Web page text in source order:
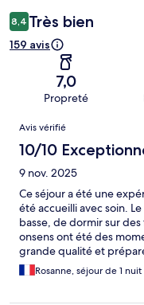
8,4 Très bien
159 avis
7,0
Propreté
Avis
Avis vérifié
10/10
9 nov. 2025
Ce séjour a été une
été accueilli avec soin.
basse, de dormir sur
onsens ont été des
grande qualité et
nous n’avons pas pu les
éloignés de nos goûts
Rosanne, séjour de 1 nuit